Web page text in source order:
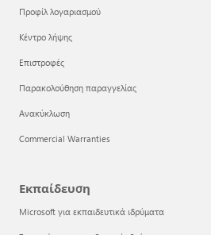
Προφίλ λογαριασμού
Κέντρο λήψης
Επιστροφές
Παρακολούθηση παραγγελίας
Ανακύκλωση
Commercial Warranties
Εκπαίδευση
Microsoft για εκπαιδευτικά ιδρύματα